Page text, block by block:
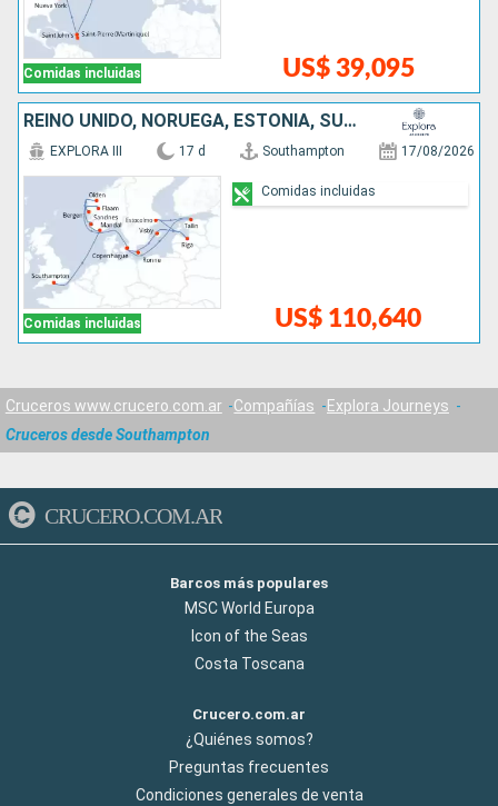
Comidas incluidas US$ 39,095
REINO UNIDO, NORUEGA, ESTONIA, SUECIA, LETONIA, DINAMARCA
Comidas incluidas
EXPLORA III 17 d Southampton 17/08/2026
US$ 110,640
Comidas incluidas
Cruceros www.crucero.com.ar Compañías
Explora Journeys
Cruceros desde Southampton
CRUCERO.COM.AR
Barcos más populares
MSC World Europa
Icon of the Seas
Costa Toscana
Crucero.com.ar
¿Quiénes somos?
Preguntas frecuentes
Condiciones generales de venta